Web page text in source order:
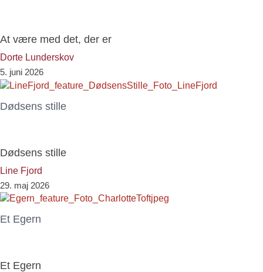
At være med det, der er
Dorte Lunderskov
5. juni 2026
Dødsens stille
Dødsens stille
Line Fjord
29. maj 2026
Et Egern
Et Egern